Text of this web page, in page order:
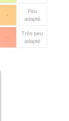
-
Peu
adapté
--
Très peu
adapté